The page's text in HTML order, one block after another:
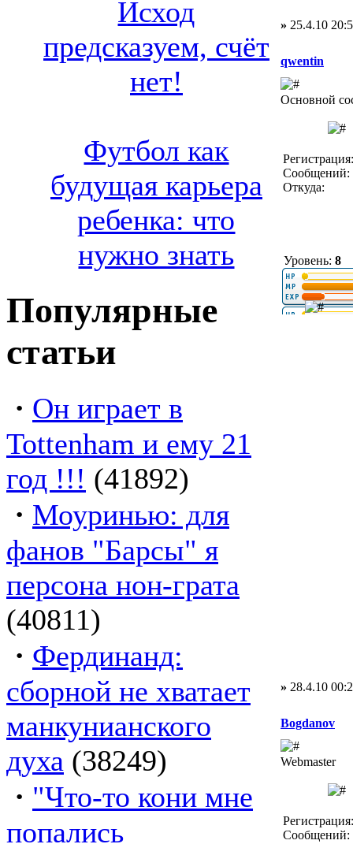
Исход
предсказуем, счёт
нет!
Футбол как
будущая карьера
ребенка: что
нужно знать
Популярные
статьи
· Он играет в
Tottenham и ему 21
год !!! (41892)
· Моуринью: для
фанов "Барсы" я
персона нон-грата
(40811)
· Фердинанд:
сборной не хватает
манкунианского
духа (38249)
· "Что-то кони мне
попались
» 25.4.10
qwentin
Основной
Сообщений:
Откуда:
Уровень: 8
» 28.4.10
Bogdanov
Webmaster
Сообщений: